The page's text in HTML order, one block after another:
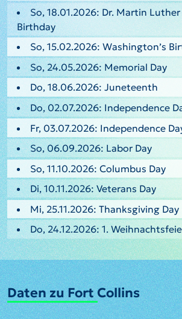
So, 18.01.2026: Dr. Martin Luther
Birthday
So, 15.02.2026: Washington’s
So, 24.05.2026: Memorial Day
Do, 18.06.2026: Juneteenth
Do, 02.07.2026: Independence
Fr, 03.07.2026: Independence
So, 06.09.2026: Labor Day
So, 11.10.2026: Columbus Day
Di, 10.11.2026: Veterans Day
Mi, 25.11.2026: Thanksgiving Day
Do, 24.12.2026: 1.
Daten zu Fort Collins